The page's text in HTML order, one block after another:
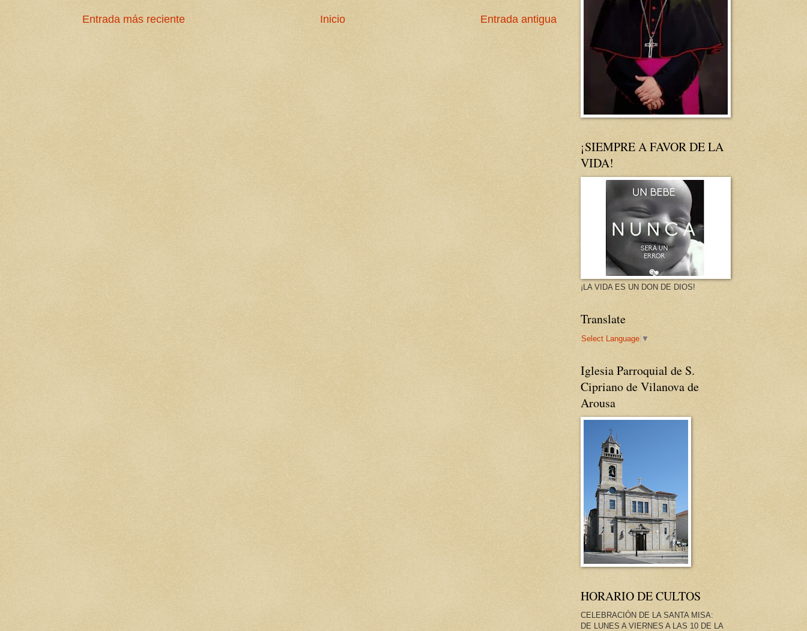
Entrada más reciente Entrada antigua
Inicio
¡SIEMPRE A FAVOR DE LA
VIDA!
¡LA VIDA ES UN DON DE DIOS!
Translate
Select Language ▼
Iglesia Parroquial de S.
Cipriano de Vilanova de
Arousa
HORARIO DE CULTOS
CELEBRACIÓN DE LA SANTA MISA:
DE LUNES A VIERNES A LAS 10 DE LA